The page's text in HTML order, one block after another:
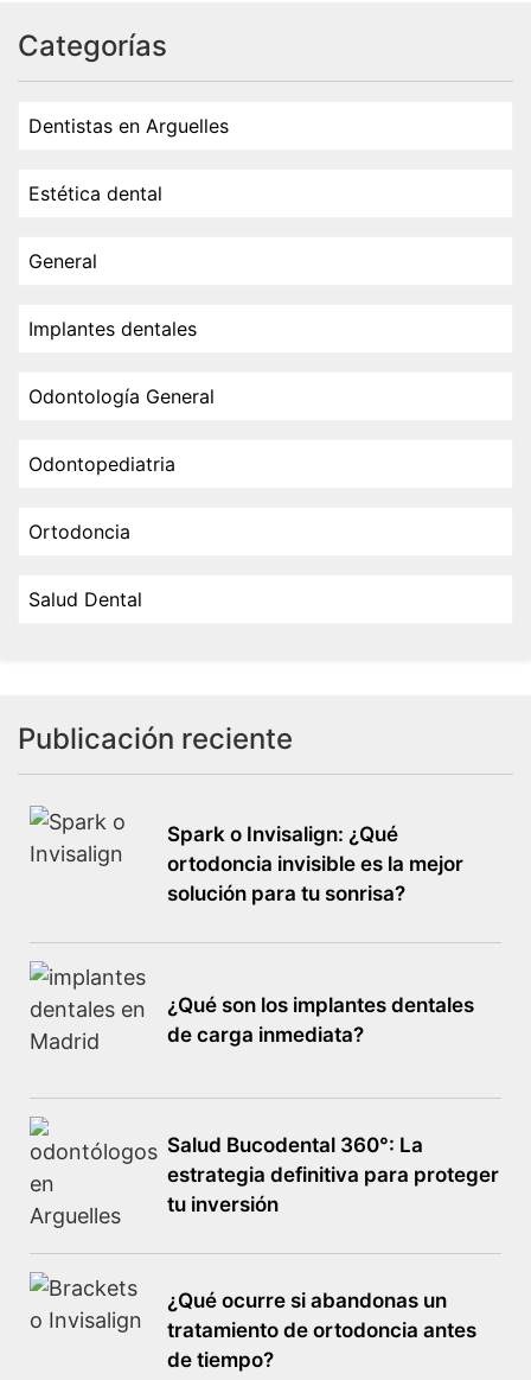
Categorías
Dentistas en Arguelles
Estética dental
General
Implantes dentales
Odontología General
Odontopediatria
Ortodoncia
Salud Dental
Publicación reciente
Spark o Invisalign: ¿Qué
ortodoncia invisible es la mejor
solución para tu sonrisa?
¿Qué son los implantes dentales
de carga inmediata?
Salud Bucodental 360°: La
estrategia definitiva para proteger
tu inversión
¿Qué ocurre si abandonas un
tratamiento de ortodoncia antes
de tiempo?